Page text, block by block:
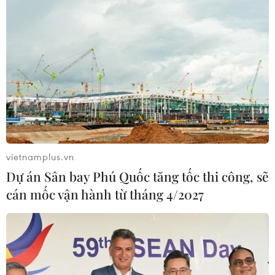
vietnamplus.vn
Dự án Sân bay Phú Quốc tăng tốc thi công, sẽ
cán mốc vận hành từ tháng 4/2027